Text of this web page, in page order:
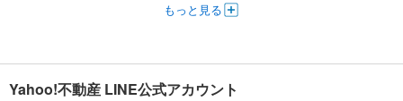
もっと見る
Yahoo!不動産 LINE公式アカウント